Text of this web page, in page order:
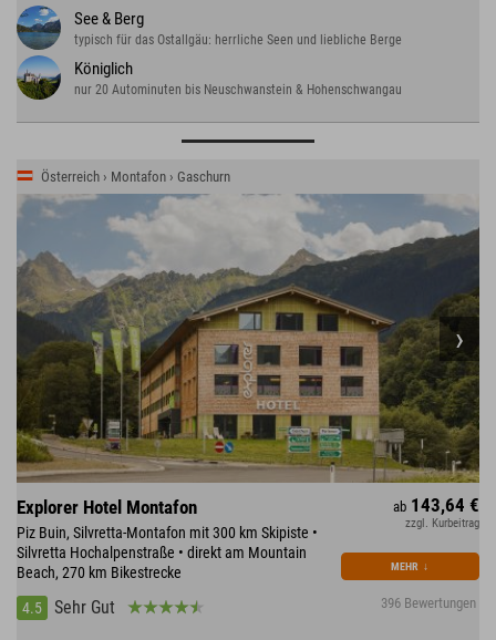
See & Berg
typisch für das Ostallgäu: herrliche Seen und liebliche Berge
Königlich
nur 20 Autominuten bis Neuschwanstein & Hohenschwangau
Österreich › Montafon › Gaschurn
Explorer Hotel Montafon
Piz Buin, Silvretta-Montafon mit 300 km Skipiste •
Silvretta Hochalpenstraße • direkt am Mountain
Beach, 270 km Bikestrecke
4.5
Sehr Gut 396 Bewertungen
ab 143,64 €
zzgl. Kurbeitrag
MEHR ↓